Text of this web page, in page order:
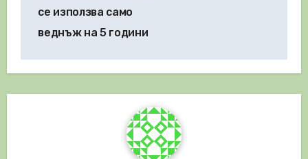
се използва само
веднъж на 5 години